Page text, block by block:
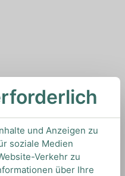
und Anzeigen zu
soziale Medien
Verkehr zu
über Ihre